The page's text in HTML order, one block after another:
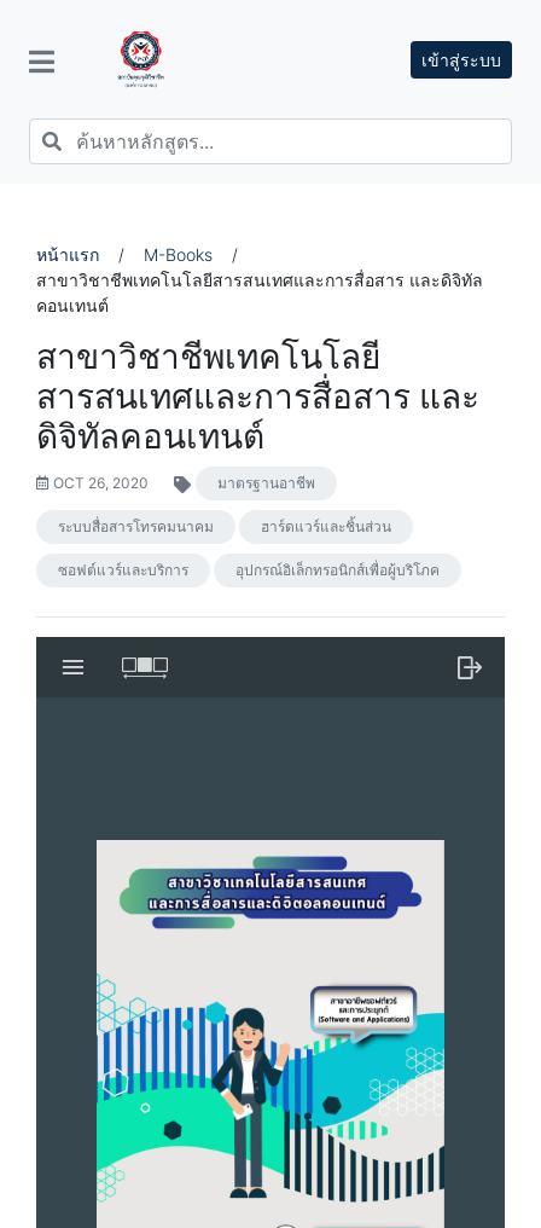
เข้าสู่ระบบ
หน้าแรก / M-Books
/
สาขาวิชาชีพเทคโนโลยีสารสนเทศและการสื่อสาร และดิจิทัล
คอนเทนต์
สาขาวิชาชีพเทคโนโลยี
สารสนเทศและการสื่อสาร และ
ดิจิทัลคอนเทนต์
OCT 26, 2020 มาตรฐานอาชีพ
ระบบสื่อสารโทรคมนาคม ฮาร์ดแวร์และชิ้นส่วน
ซอฟต์แวร์และบริการ อุปกรณ์อิเล็กทรอนิกส์เพื่อผู้บริโภค